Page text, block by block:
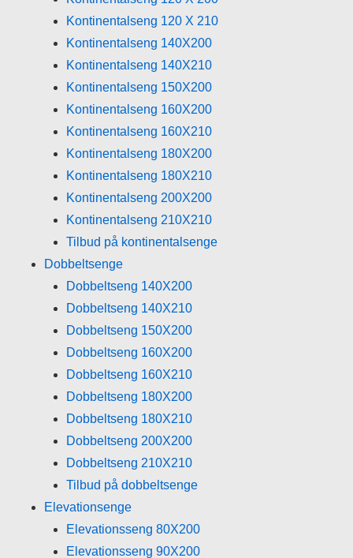
Kontinentalseng 120 X 210
Kontinentalseng 140X200
Kontinentalseng 140X210
Kontinentalseng 150X200
Kontinentalseng 160X200
Kontinentalseng 160X210
Kontinentalseng 180X200
Kontinentalseng 180X210
Kontinentalseng 200X200
Kontinentalseng 210X210
Tilbud på kontinentalsenge
Dobbeltsenge
Dobbeltseng 140X200
Dobbeltseng 140X210
Dobbeltseng 150X200
Dobbeltseng 160X200
Dobbeltseng 160X210
Dobbeltseng 180X200
Dobbeltseng 180X210
Dobbeltseng 200X200
Dobbeltseng 210X210
Tilbud på dobbeltsenge
Elevationsenge
Elevationsseng 80X200
Elevationsseng 90X200